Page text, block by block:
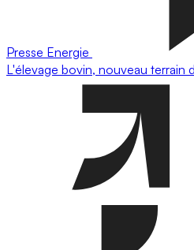
Presse Energie
L'élevage bovin, nouveau terrain